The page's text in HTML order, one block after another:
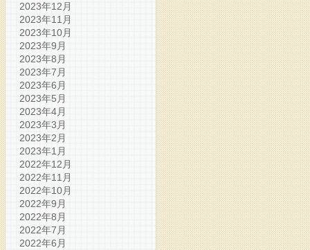
2023年12月
2023年11月
2023年10月
2023年9月
2023年8月
2023年7月
2023年6月
2023年5月
2023年4月
2023年3月
2023年2月
2023年1月
2022年12月
2022年11月
2022年10月
2022年9月
2022年8月
2022年7月
2022年6月